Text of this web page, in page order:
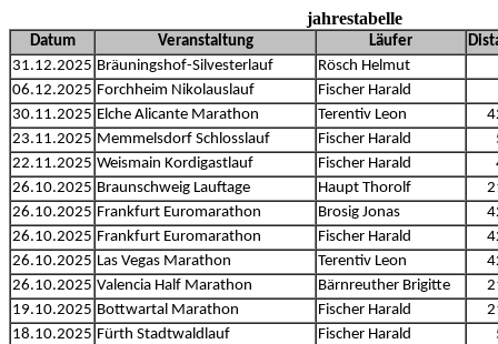
jahrestabelle
Datum Veranstaltung Läufer
31.12.2025 Bräuningshof-Silvesterlauf
Rösch Helmut
06.12.2025 Forchheim Nikolauslauf
Fischer Harald
30.11.2025 Elche Alicante Marathon Terentiv Leon
23.11.2025 Memmelsdorf Schlosslauf Fischer Harald
22.11.2025 Weismain Kordigastlauf Fischer Harald
26.10.2025 Braunschweig Lauftage Haupt Thorolf
26.10.2025 Frankfurt Euromarathon Brosig Jonas
26.10.2025 Frankfurt Euromarathon Fischer Harald
26.10.2025 Las Vegas Marathon Terentiv Leon
26.10.2025 Valencia Half Marathon Bärnreuther Brigitte
19.10.2025 Bottwartal Marathon Fischer Harald
18.10.2025 Fürth Stadtwaldlauf Fischer Harald